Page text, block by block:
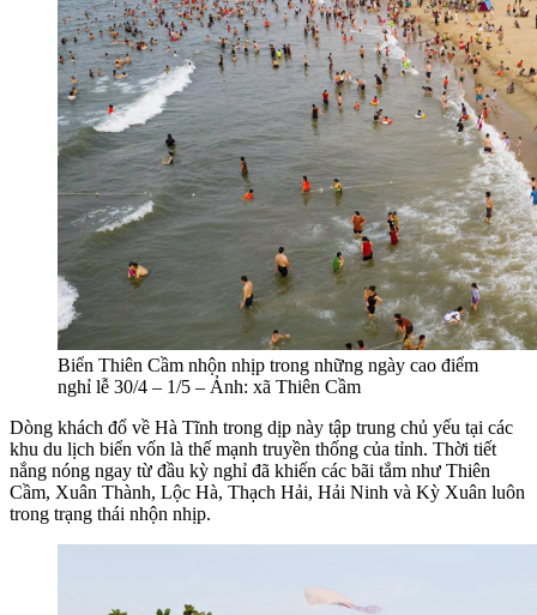
Biển Thiên Cầm nhộn nhịp trong những ngày cao điểm
nghỉ lễ 30/4 – 1/5 – Ảnh: xã Thiên Cầm
Dòng khách đổ về Hà Tĩnh trong dịp này tập trung chủ yếu tại các
khu du lịch biển vốn là thế mạnh truyền thống của tỉnh. Thời tiết
nắng nóng ngay từ đầu kỳ nghỉ đã khiến các bãi tắm như Thiên
Cầm, Xuân Thành, Lộc Hà, Thạch Hải, Hải Ninh và Kỳ Xuân luôn
trong trạng thái nhộn nhịp.